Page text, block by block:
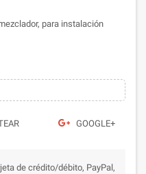
para instalación
GOOGLE+
de crédito/débito, PayPal,